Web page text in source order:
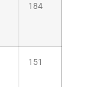
184
151